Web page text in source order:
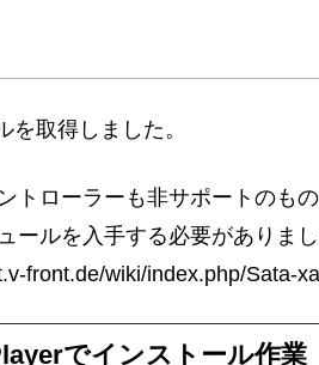
を取得しました。
トローラーも非サポートのも
ールを入手する必要がありまし
front.de/wiki/index.php/Sata-
でインストール作業